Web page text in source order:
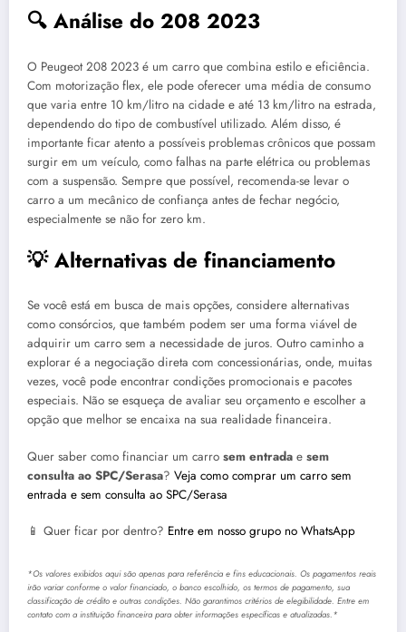
🔍 Análise do 208 2023
O Peugeot 208 2023 é um carro que combina estilo e eficiência.
Com motorização flex, ele pode oferecer uma média de consumo
que varia entre 10 km/litro na cidade e até 13 km/litro na estrada,
dependendo do tipo de combustível utilizado. Além disso, é
importante ficar atento a possíveis problemas crônicos que possam
surgir em um veículo, como falhas na parte elétrica ou problemas
com a suspensão. Sempre que possível, recomenda-se levar o
carro a um mecânico de confiança antes de fechar negócio,
especialmente se não for zero km.
💡 Alternativas de financiamento
Se você está em busca de mais opções, considere alternativas
como consórcios, que também podem ser uma forma viável de
adquirir um carro sem a necessidade de juros. Outro caminho a
explorar é a negociação direta com concessionárias, onde, muitas
vezes, você pode encontrar condições promocionais e pacotes
especiais. Não se esqueça de avaliar seu orçamento e escolher a
opção que melhor se encaixa na sua realidade financeira.
Quer saber como financiar um carro sem entrada e sem
consulta ao SPC/Serasa? Veja como comprar um carro sem
entrada e sem consulta ao SPC/Serasa
📱 Quer ficar por dentro? Entre em nosso grupo no WhatsApp
*Os valores exibidos aqui são apenas para referência e fins educacionais. Os pagamentos reais
irão variar conforme o valor financiado, o banco escolhido, os termos de pagamento, sua
classificação de crédito e outras condições. Não garantimos critérios de elegibilidade. Entre em
contato com a instituição financeira para obter informações específicas e atualizadas.*